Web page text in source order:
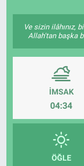
Ve sizin ilâhınız,
Allah'tan başka
İMSAK
04:34
ÖĞLE
Kütahya
Genel